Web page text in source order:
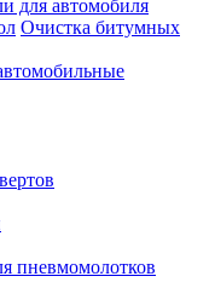
для автомобиля
Очистка битумных
пневмомолотков